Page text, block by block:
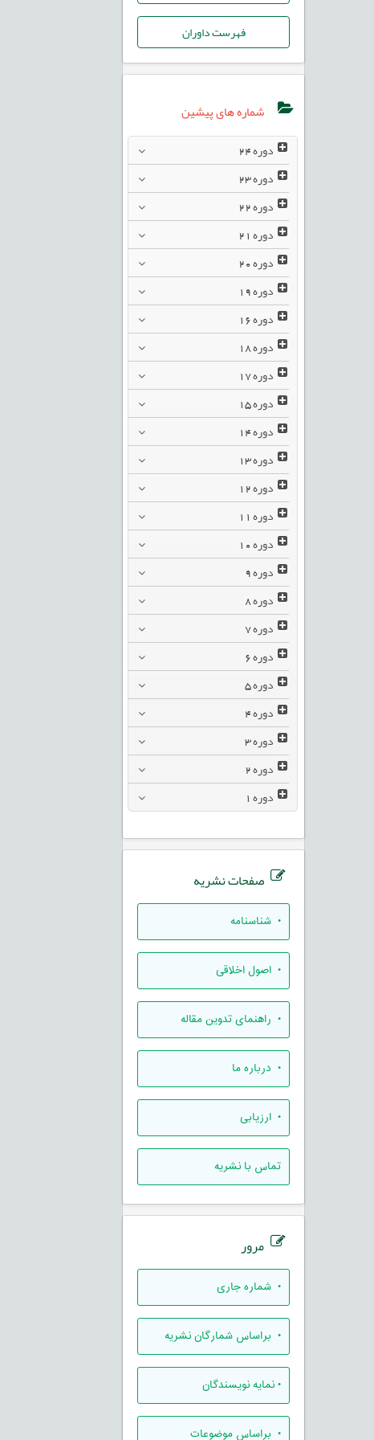
فهرست داوران
شماره های پیشین
دوره
دوره
دوره
دوره
دوره
دوره
دوره
دوره
دوره
دوره
دوره
دوره
دوره
دوره
دوره
دوره
دوره
دوره
دوره
دوره
دوره
دوره
دوره
دوره
صفحات نشریه
• شناسنامه
• اصول اخلاقی
• راهنمای تدوين مقاله
• درباره ما
• ارزيابی
تماس با نشریه
مرور
• شماره جاری
• براساس شمارگان نشریه
•نمایه نویسندگان
• براساس موضوعات